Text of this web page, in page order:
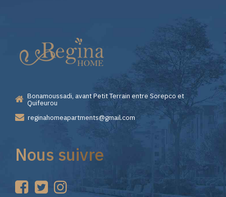
Casino
—
Premiers
Pas
sur
Choisir
Lizaro
Casino
pour
vos
Bonamoussadi, avant Petit Terrain entre Sorepco et
Quifeurou
reginahomeapartments@gmail.com
Nous suivre